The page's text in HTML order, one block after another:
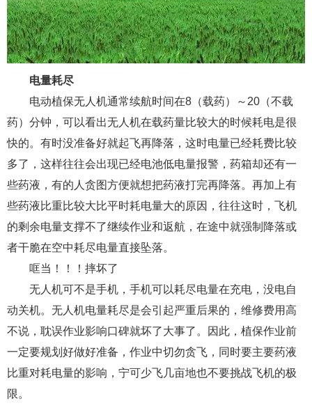
电量耗尽
电动植保无人机通常续航时间在8（载药）～20（不载
药）分钟，可以看出无人机在载药量比较大的时候耗电是很
快的。有时没准备好就起飞再降落，这时电量已经耗费比较
多了，这样往往会出现已经电池低电量报警，药箱却还有一
些药液，有的人贪图方便就想把药液打完再降落。再加上有
些药液比重比较大比平时耗电量大的原因，往往这时，飞机
的剩余电量支撑不了继续作业和返航，在途中就强制降落或
者干脆在空中耗尽电量直接坠落。
哐当！！！摔坏了
无人机可不是手机，手机可以耗尽电量在充电，没电自
动关机。无人机电量耗尽是会引起严重后果的，维修费用高
不说，耽误作业影响口碑就坏了大事了。因此，植保作业前
一定要规划好做好准备，作业中切勿贪飞，同时要主要药液
比重对耗电量的影响，宁可少飞几亩地也不要挑战飞机的极
限。